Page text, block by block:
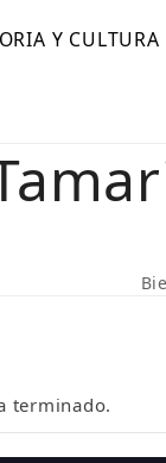
Y CULTURA
terminado.